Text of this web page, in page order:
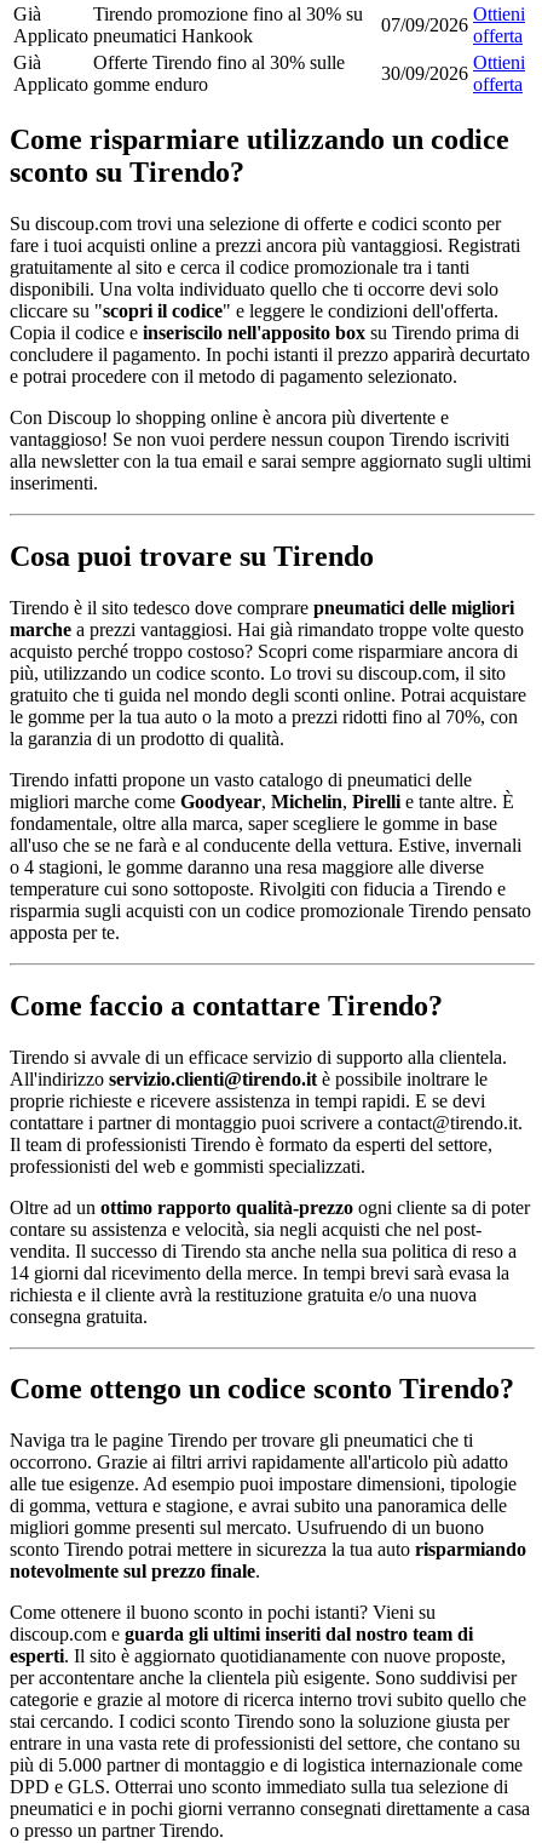
Già
Applicato
Tirendo promozione fino al 30% su
pneumatici Hankook
07/09/2026
Ottieni
offerta
Già
Applicato
Offerte Tirendo fino al 30% sulle
gomme enduro
30/09/2026
Ottieni
offerta
Come risparmiare utilizzando un codice
sconto su Tirendo?
Su discoup.com trovi una selezione di offerte e codici sconto per
fare i tuoi acquisti online a prezzi ancora più vantaggiosi. Registrati
gratuitamente al sito e cerca il codice promozionale tra i tanti
disponibili. Una volta individuato quello che ti occorre devi solo
cliccare su "scopri il codice" e leggere le condizioni dell'offerta.
Copia il codice e inseriscilo nell'apposito box su Tirendo prima di
concludere il pagamento. In pochi istanti il prezzo apparirà decurtato
e potrai procedere con il metodo di pagamento selezionato.
Con Discoup lo shopping online è ancora più divertente e
vantaggioso! Se non vuoi perdere nessun coupon Tirendo iscriviti
alla newsletter con la tua email e sarai sempre aggiornato sugli ultimi
inserimenti.
Cosa puoi trovare su Tirendo
Tirendo è il sito tedesco dove comprare pneumatici delle migliori
marche a prezzi vantaggiosi. Hai già rimandato troppe volte questo
acquisto perché troppo costoso? Scopri come risparmiare ancora di
più, utilizzando un codice sconto. Lo trovi su discoup.com, il sito
gratuito che ti guida nel mondo degli sconti online. Potrai acquistare
le gomme per la tua auto o la moto a prezzi ridotti fino al 70%, con
la garanzia di un prodotto di qualità.
Tirendo infatti propone un vasto catalogo di pneumatici delle
migliori marche come Goodyear, Michelin, Pirelli e tante altre. È
fondamentale, oltre alla marca, saper scegliere le gomme in base
all'uso che se ne farà e al conducente della vettura. Estive, invernali
o 4 stagioni, le gomme daranno una resa maggiore alle diverse
temperature cui sono sottoposte. Rivolgiti con fiducia a Tirendo e
risparmia sugli acquisti con un codice promozionale Tirendo pensato
apposta per te.
Come faccio a contattare Tirendo?
Tirendo si avvale di un efficace servizio di supporto alla clientela.
All'indirizzo servizio.clienti@tirendo.it è possibile inoltrare le
proprie richieste e ricevere assistenza in tempi rapidi. E se devi
contattare i partner di montaggio puoi scrivere a contact@tirendo.it.
Il team di professionisti Tirendo è formato da esperti del settore,
professionisti del web e gommisti specializzati.
Oltre ad un ottimo rapporto qualità-prezzo ogni cliente sa di poter
contare su assistenza e velocità, sia negli acquisti che nel post-
vendita. Il successo di Tirendo sta anche nella sua politica di reso a
14 giorni dal ricevimento della merce. In tempi brevi sarà evasa la
richiesta e il cliente avrà la restituzione gratuita e/o una nuova
consegna gratuita.
Come ottengo un codice sconto Tirendo?
Naviga tra le pagine Tirendo per trovare gli pneumatici che ti
occorrono. Grazie ai filtri arrivi rapidamente all'articolo più adatto
alle tue esigenze. Ad esempio puoi impostare dimensioni, tipologie
di gomma, vettura e stagione, e avrai subito una panoramica delle
migliori gomme presenti sul mercato. Usufruendo di un buono
sconto Tirendo potrai mettere in sicurezza la tua auto risparmiando
notevolmente sul prezzo finale.
Come ottenere il buono sconto in pochi istanti? Vieni su
discoup.com e guarda gli ultimi inseriti dal nostro team di
esperti. Il sito è aggiornato quotidianamente con nuove proposte,
per accontentare anche la clientela più esigente. Sono suddivisi per
categorie e grazie al motore di ricerca interno trovi subito quello che
stai cercando. I codici sconto Tirendo sono la soluzione giusta per
entrare in una vasta rete di professionisti del settore, che contano su
più di 5.000 partner di montaggio e di logistica internazionale come
DPD e GLS. Otterrai uno sconto immediato sulla tua selezione di
pneumatici e in pochi giorni verranno consegnati direttamente a casa
o presso un partner Tirendo.